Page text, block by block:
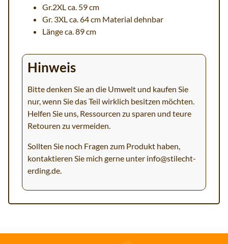
Gr.2XL ca. 59 cm
Gr. 3XL ca. 64 cm Material dehnbar
Länge ca. 89 cm
Hinweis
Bitte denken Sie an die Umwelt und kaufen Sie
nur, wenn Sie das Teil wirklich besitzen möchten.
Helfen Sie uns, Ressourcen zu sparen und teure
Retouren zu vermeiden.
Sollten Sie noch Fragen zum Produkt haben,
kontaktieren Sie mich gerne unter info@stilecht-
erding.de.